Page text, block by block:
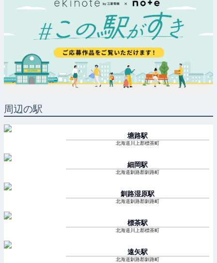
周辺の駅
塘路駅
北海道川上郡標茶町
細岡駅
北海道釧路郡釧路町
釧路湿原駅
北海道釧路郡釧路町
標茶駅
北海道川上郡標茶町
遠矢駅
北海道釧路郡釧路町